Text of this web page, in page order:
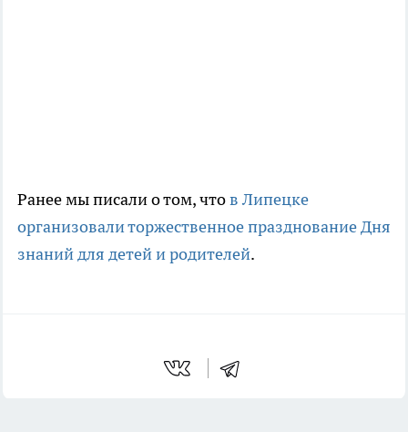
Ранее мы писали о том, чтов Липецке
организовали торжественное празднование Дня
знаний для детей и родителей.